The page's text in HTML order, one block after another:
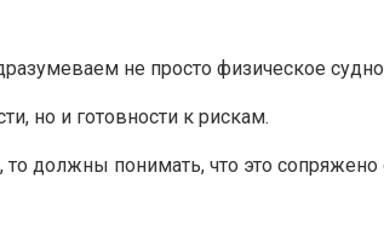
не просто физическое
но и готовности к рискам.
должны понимать, что это